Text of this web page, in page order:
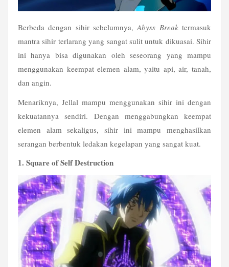
Berbeda dengan sihir sebelumnya, Abyss Break termasuk
mantra sihir terlarang yang sangat sulit untuk dikuasai. Sihir
ini hanya bisa digunakan oleh seseorang yang mampu
menggunakan keempat elemen alam, yaitu api, air, tanah,
dan angin.
Menariknya, Jellal mampu menggunakan sihir ini dengan
kekuatannya sendiri. Dengan menggabungkan keempat
elemen alam sekaligus, sihir ini mampu menghasilkan
serangan berbentuk ledakan kegelapan yang sangat kuat.
1. Square of Self Destruction